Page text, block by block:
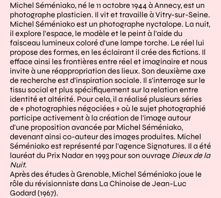
Michel Séméniako, né le 11 octobre 1944 à Annecy, est un
photographe plasticien. Il vit et travaille à Vitry-sur-Seine.
Michel Séméniako est un photographe nyctalope. La nuit,
il explore l'espace, le modèle et le peint à l'aide du
faisceau lumineux coloré d'une lampe torche. Le réel lui
propose des formes, en les éclairant il crée des fictions. Il
efface ainsi les frontières entre réel et imaginaire et nous
invite à une réappropriation des lieux. Son deuxième axe
de recherche est d'inspiration sociale. Il s'interroge sur le
tissu social et plus spécifiquement sur la relation entre
identité et altérité. Pour cela, il a réalisé plusieurs séries
de « photographies négociées » où le sujet photographié
participe activement à la création de l'image autour
d'une proposition avancée par Michel Séméniako,
devenant ainsi co-auteur des images produites. Michel
Séméniako est représenté par l'agence Signatures. Il a été
lauréat du Prix Nadar en 1993 pour son ouvrage Dieux de la
Nuit.
Après des études à Grenoble, Michel Séméniako joue le
rôle du révisionniste dans La Chinoise de Jean-Luc
Godard (1967).